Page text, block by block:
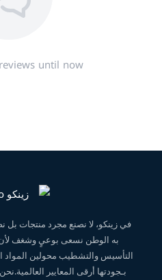
until now
في زينكو، لا نصنع مجرد منتجات
به الوطن نسعى بوعيٍ وشغف لأن
التأسيس والتشطيب محولين
بـجودتها أرقى المعايير